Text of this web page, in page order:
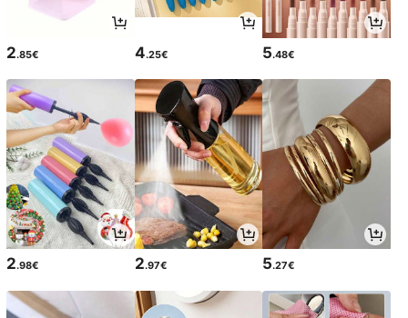
2.85€ 4.25€ 5.48€
2.98€ 2.97€ 5.27€